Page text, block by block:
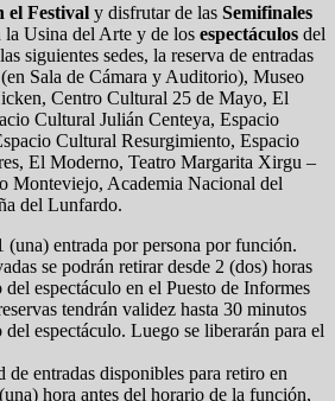
el Festival y disfrutar de las Semifinales
la Usina del Arte y de los espectáculos del
siguientes sedes, la reserva de entradas
Sala de Cámara y Auditorio), Museo
Centro Cultural 25 de Mayo, El
Cultural Julián Centeya, Espacio
Cultural Resurgimiento, Espacio
El Moderno, Teatro Margarita Xirgu –
Monteviejo, Academia Nacional del
del Lunfardo.
(una) entrada por persona por función.
se podrán retirar desde 2 (dos) horas
del espectáculo en el Puesto de Informes
tendrán validez hasta 30 minutos
del espectáculo. Luego se liberarán para el
de entradas disponibles para retiro en
hora antes del horario de la función,